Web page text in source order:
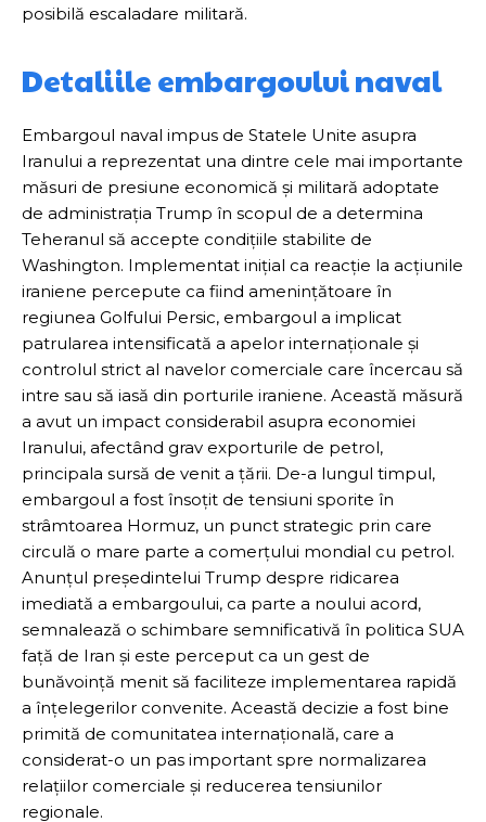
posibilă escaladare militară.
Detaliile embargoului naval
Embargoul naval impus de Statele Unite asupra
Iranului a reprezentat una dintre cele mai importante
măsuri de presiune economică și militară adoptate
de administrația Trump în scopul de a determina
Teheranul să accepte condițiile stabilite de
Washington. Implementat inițial ca reacție la acțiunile
iraniene percepute ca fiind amenințătoare în
regiunea Golfului Persic, embargoul a implicat
patrularea intensificată a apelor internaționale și
controlul strict al navelor comerciale care încercau să
intre sau să iasă din porturile iraniene. Această măsură
a avut un impact considerabil asupra economiei
Iranului, afectând grav exporturile de petrol,
principala sursă de venit a țării. De-a lungul timpul,
embargoul a fost însoțit de tensiuni sporite în
strâmtoarea Hormuz, un punct strategic prin care
circulă o mare parte a comerțului mondial cu petrol.
Anunțul președintelui Trump despre ridicarea
imediată a embargoului, ca parte a noului acord,
semnalează o schimbare semnificativă în politica SUA
față de Iran și este perceput ca un gest de
bunăvoință menit să faciliteze implementarea rapidă
a înțelegerilor convenite. Această decizie a fost bine
primită de comunitatea internațională, care a
considerat-o un pas important spre normalizarea
relațiilor comerciale și reducerea tensiunilor
regionale.